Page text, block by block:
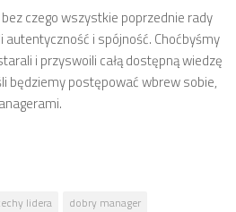
czego wszystkie poprzednie rady
autentyczność i spójność. Choćbyśmy
i przyswoili całą dostępną wiedzę
będziemy postępować wbrew sobie,
lidera
dobry manager